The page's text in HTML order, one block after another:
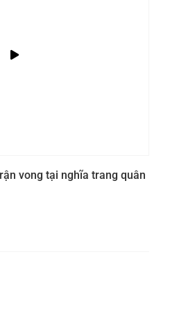
vong tại nghĩa trang quân